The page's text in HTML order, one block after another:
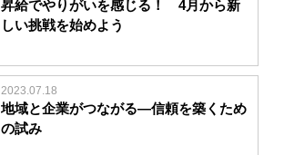
昇給でやりがいを感じる！ 4月から新
しい挑戦を始めよう
2023.07.18
地域と企業がつながる―信頼を築くため
の試み